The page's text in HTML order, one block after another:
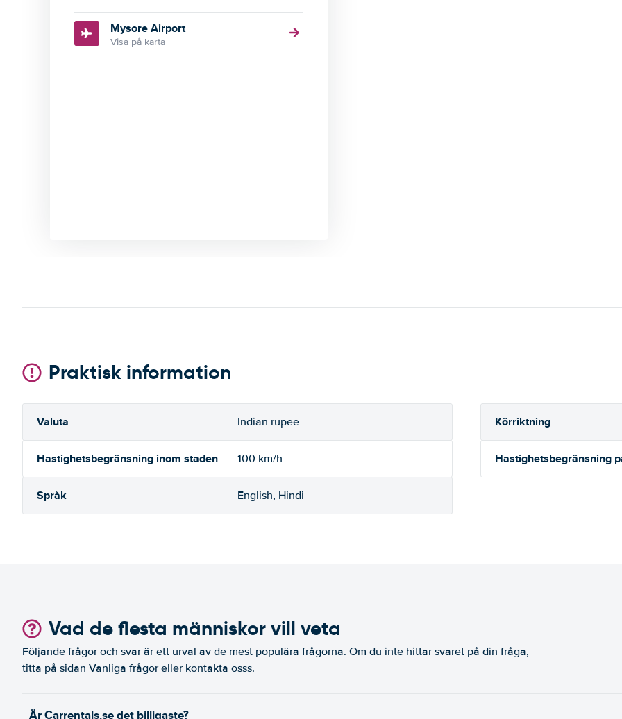
Mysore Airport
Visa på karta
Praktisk information
Valuta Indian rupee Körriktning
Hastighetsbegränsning inom staden 100 km/h Hastighetsbegränsning
Språk English, Hindi
Vad de flesta människor vill veta
Följande frågor och svar är ett urval av de mest populära frågorna. Om du inte hittar svaret på din fråga,
titta på sidan Vanliga frågor eller kontakta osss.
Är Carrentals.se det billigaste?